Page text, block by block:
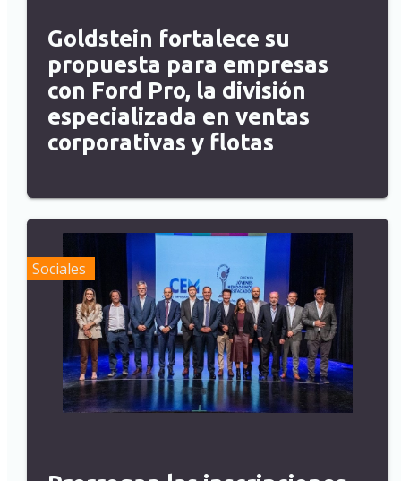
Goldstein fortalece su
propuesta para empresas
con Ford Pro, la división
especializada en ventas
corporativas y flotas
Sociales